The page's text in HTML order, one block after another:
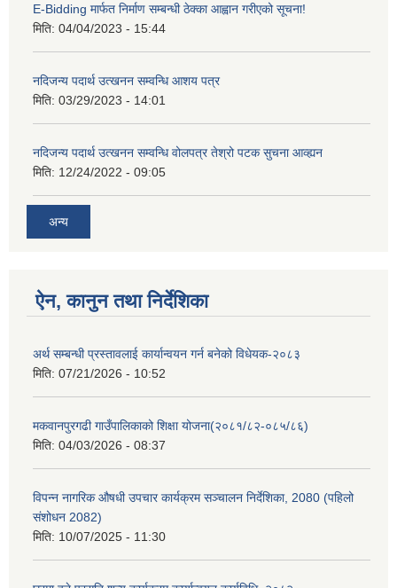
E-Bidding मार्फत निर्माण सम्बन्धी ठेक्का आह्वान गरीएको सूचना!
मिति: 04/04/2023 - 15:44
नदिजन्य पदार्थ उत्खनन सम्वन्धि आशय पत्र
मिति: 03/29/2023 - 14:01
नदिजन्य पदार्थ उत्खनन सम्वन्धि वोलपत्र तेश्रो पटक सुचना आव्ह्यन
मिति: 12/24/2022 - 09:05
अन्य
ऐन, कानुन तथा निर्देशिका
अर्थ सम्बन्धी प्रस्तावलाई कार्यान्वयन गर्न बनेको विधेयक-२०८३
मिति: 07/21/2026 - 10:52
मकवानपुरगढी गाउँपालिकाको शिक्षा योजना(२०८१/८२-०८५/८६)
मिति: 04/03/2026 - 08:37
विपन्न नागरिक औषधी उपचार कार्यक्रम सञ्चालन निर्देशिका, 2080 (पहिलो
संशोधन 2082)
मिति: 10/07/2025 - 11:30